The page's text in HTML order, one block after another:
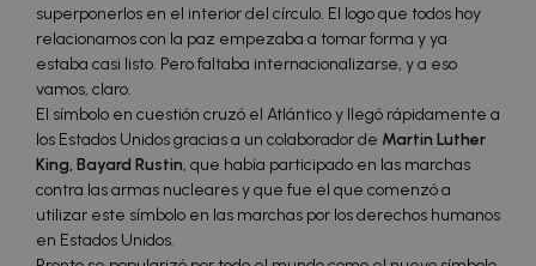
superponerlos en el interior del círculo. El logo que todos hoy
relacionamos con la paz empezaba a tomar forma y ya
estaba casi listo. Pero faltaba internacionalizarse, y a eso
vamos, claro.
El símbolo en cuestión cruzó el Atlántico y llegó rápidamente a
los Estados Unidos gracias a un colaborador de Martin Luther
King, Bayard Rustin, que había participado en las marchas
contra las armas nucleares y que fue el que comenzó a
utilizar este símbolo en las marchas por los derechos humanos
en Estados Unidos.